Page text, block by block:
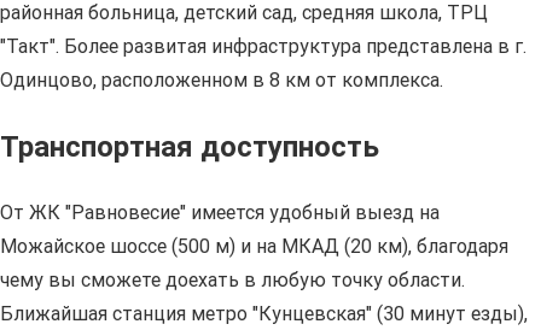
районная больница, детский сад, средняя школа, ТРЦ
"Такт". Более развитая инфраструктура представлена в г.
Одинцово, расположенном в 8 км от комплекса.
Транспортная доступность
От ЖК "Равновесие" имеется удобный выезд на
Можайское шоссе (500 м) и на МКАД (20 км), благодаря
чему вы сможете доехать в любую точку области.
Ближайшая станция метро "Кунцевская" (30 минут езды),